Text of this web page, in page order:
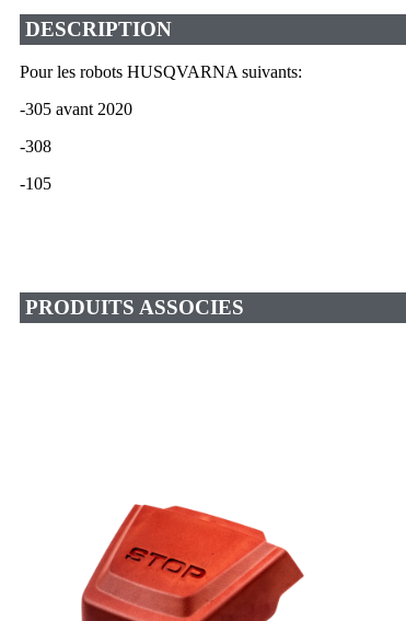
DESCRIPTION
Pour les robots HUSQVARNA suivants:
-305 avant 2020
-308
-105
PRODUITS ASSOCIES